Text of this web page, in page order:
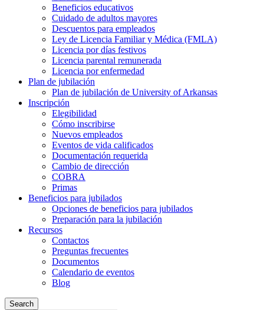
Beneficios educativos
Cuidado de adultos mayores
Descuentos para empleados
Ley de Licencia Familiar y Médica (FMLA)
Licencia por días festivos
Licencia parental remunerada
Licencia por enfermedad
Plan de jubilación
Plan de jubilación de University of Arkansas
Inscripción
Elegibilidad
Cómo inscribirse
Nuevos empleados
Eventos de vida calificados
Documentación requerida
Cambio de dirección
COBRA
Primas
Beneficios para jubilados
Opciones de beneficios para jubilados
Preparación para la jubilación
Recursos
Contactos
Preguntas frecuentes
Documentos
Calendario de eventos
Blog
Search